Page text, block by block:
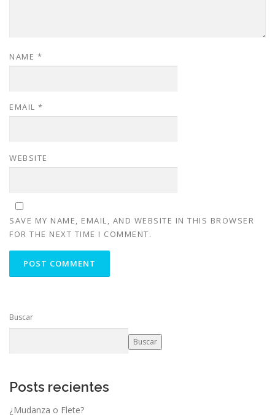
NAME *
EMAIL *
WEBSITE
SAVE MY NAME, EMAIL, AND WEBSITE IN THIS BROWSER
FOR THE NEXT TIME I COMMENT.
Buscar
Buscar
Posts recientes
¿Mudanza o Flete?